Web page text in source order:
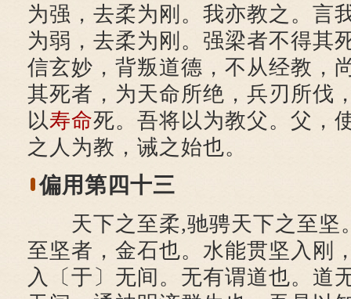
为强，去柔为刚。我亦教之。言
为弱，去柔为刚。强梁者不得其
信玄妙，背叛道德，不从经教，
其死者，为天命所绝，兵刃所伐
以寿命死。吾将以为教父。父，
之人为教，诫之始也。
偏用第四十三
天下之至柔,驰骋天下之至坚
至坚者，金石也。水能贯坚入刚
入〔于〕无间。无有谓道也。道